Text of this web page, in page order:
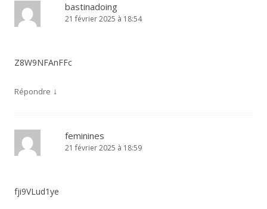
bastinadoing
21 février 2025 à 18:54
Z8W9NFAnFFc
Répondre ↓
feminines
21 février 2025 à 18:59
fji9VLud1ye